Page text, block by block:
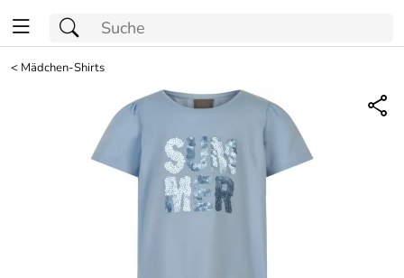
< Mädchen-Shirts